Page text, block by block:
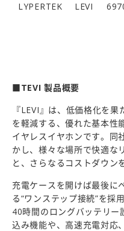
LYPERTEK LEVI
■TEVI 製品概要
『LEVI』は、低価格化を
を軽減する、優れた基本性
イヤレスイヤホンです。同
かし、様々な場所で快適な
と、さらなるコストダウン
充電ケースを開けば最後に
る“ワンステップ接続”を採
40時間のロングバッテリー
込み機能や、高速充電対応